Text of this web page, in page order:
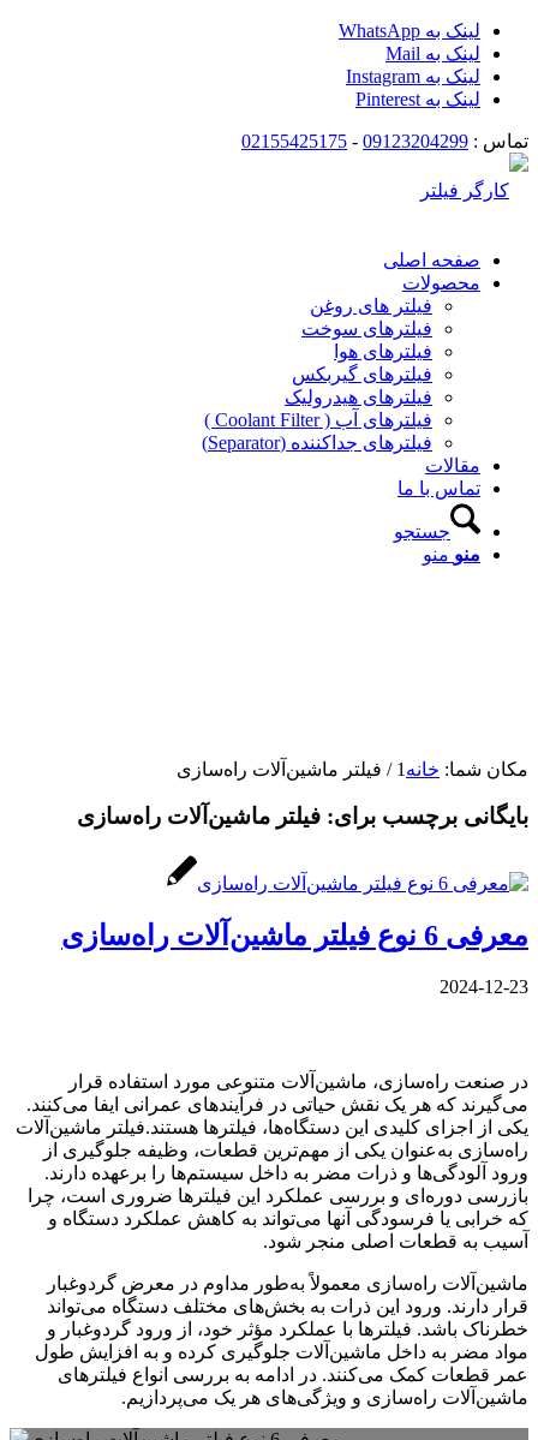
لینک به WhatsApp
لینک به Mail
لینک به Instagram
لینک به Pinterest
تماس : 09123204299
-
02155425175
صفحه اصلی
محصولات
فیلتر های روغن
فیلترهای سوخت
فیلترهای هوا
فیلترهای گیربکس
فیلترهای هیدرولیک
فیلترهای آب ( Coolant Filter )
فیلترهای جداکننده (Separator)
مقالات
تماس با ما
جستجو
منو منو
مکان شما: خانه 1
/ فیلتر ماشین‌آلات راه‌سازی
بایگانی برچسب برای: فیلتر ماشین‌آلات راه‌سازی
معرفی 6 نوع فیلتر ماشین‌آلات راه‌سازی
2024-12-23
در صنعت راه‌سازی، ماشین‌آلات متنوعی مورد استفاده قرار
می‌گیرند که هر یک نقش حیاتی در فرآیندهای عمرانی ایفا می‌کنند.
یکی از اجزای کلیدی این دستگاه‌ها، فیلترها هستند.فیلتر ماشین‌آلات
راه‌سازی به‌عنوان یکی از مهم‌ترین قطعات، وظیفه جلوگیری از
ورود آلودگی‌ها و ذرات مضر به داخل سیستم‌ها را برعهده دارند.
بازرسی دوره‌ای و بررسی عملکرد این فیلترها ضروری است، چرا
که خرابی یا فرسودگی آنها می‌تواند به کاهش عملکرد دستگاه و
آسیب به قطعات اصلی منجر شود.
ماشین‌آلات راه‌سازی معمولاً به‌طور مداوم در معرض گردوغبار
قرار دارند. ورود این ذرات به بخش‌های مختلف دستگاه می‌تواند
خطرناک باشد. فیلترها با عملکرد مؤثر خود، از ورود گردوغبار و
مواد مضر به داخل ماشین‌آلات جلوگیری کرده و به افزایش طول
عمر قطعات کمک می‌کنند. در ادامه به بررسی انواع فیلترهای
ماشین‌آلات راه‌سازی و ویژگی‌های هر یک می‌پردازیم.